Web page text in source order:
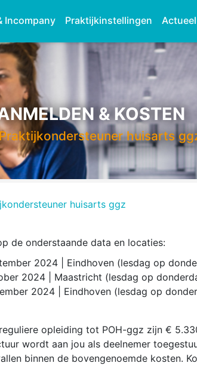
Incompany Praktijkinstellingen Actueel
& KOSTEN
huisarts
huisarts ggz
de onderstaande data en locaties:
2024 | Eindhoven (lesdag op
2024 | Maastricht (lesdag op
2024 | Eindhoven (lesdag op
opleiding tot POH-ggz zijn €
wordt aan jou als deelnemer
binnen de bovengenoemde kosten.